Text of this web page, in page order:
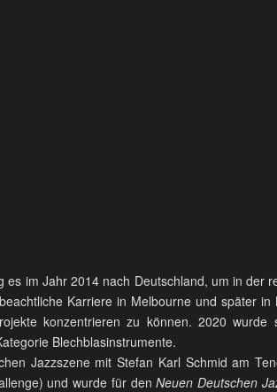
im Jahr 2014 nach Deutschland, um in der
Karriere in Melbourne und später in
konzentrieren zu können. 2020 wurde
Blechblasinstrumente.
Jazzszene mit Stefan Karl Schmid am
und wurde für denNeuen Deutschen